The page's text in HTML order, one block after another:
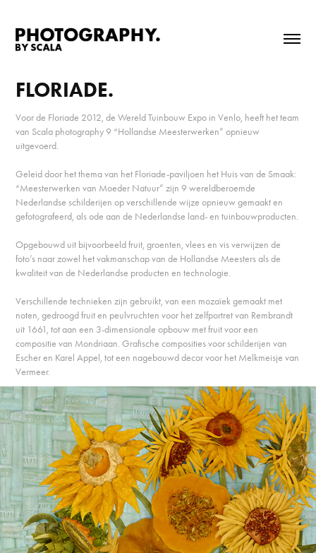
FLORIADE.
Voor de Floriade 2012, de Wereld Tuinbouw Expo in Venlo, heeft het team
van Scala photography 9 “Hollandse Meesterwerken” opnieuw
uitgevoerd.
Geleid door het thema van het Floriade-paviljoen het Huis van de Smaak:
“Meesterwerken van Moeder Natuur” zijn 9 wereldberoemde
Nederlandse schilderijen op verschillende wijze opnieuw gemaakt en
gefotografeerd, als ode aan de Nederlandse land- en tuinbouwproducten.
Opgebouwd uit bijvoorbeeld fruit, groenten, vlees en vis verwijzen de
foto’s naar zowel het vakmanschap van de Hollandse Meesters als de
kwaliteit van de Nederlandse producten en technologie.
Verschillende technieken zijn gebruikt, van een mozaïek gemaakt met
noten, gedroogd fruit en peulvruchten voor het zelfportret van Rembrandt
uit 1661, tot aan een 3-dimensionale opbouw met fruit voor een
compositie van Mondriaan. Grafische composities voor schilderijen van
Escher en Karel Appel, tot een nagebouwd decor voor het Melkmeisje van
Vermeer.